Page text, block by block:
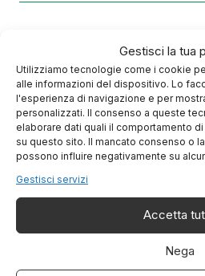
Gestisci la tua
Utilizziamo tecnologie come i cookie
alle informazioni del dispositivo. Lo
l'esperienza di navigazione e per
personalizzati. Il consenso a queste
elaborare dati quali il comportamento
su questo sito. Il mancato consenso o
possono influire negativamente su
Gestisci servizi
Accetta
Nega
Chiedici di più